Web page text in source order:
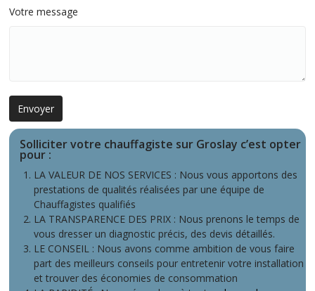
Votre message
Solliciter votre chauffagiste sur Groslay c’est opter
pour :
LA VALEUR DE NOS SERVICES : Nous vous apportons des
prestations de qualités réalisées par une équipe de
Chauffagistes qualifiés
LA TRANSPARENCE DES PRIX : Nous prenons le temps de
vous dresser un diagnostic précis, des devis détaillés.
LE CONSEIL : Nous avons comme ambition de vous faire
part des meilleurs conseils pour entretenir votre installation
et trouver des économies de consommation